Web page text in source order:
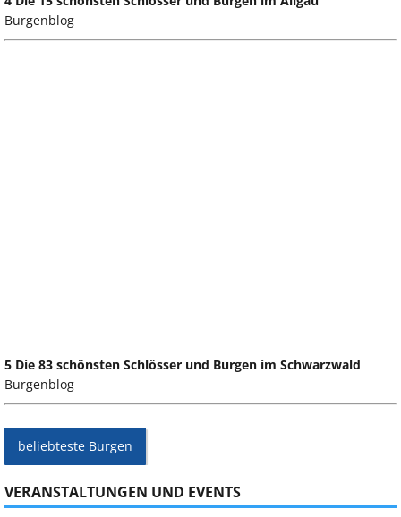
Burgenblog
5 Die 83 schönsten Schlösser und Burgen im Schwarzwald
Burgenblog
beliebteste Burgen
VERANSTALTUNGEN UND EVENTS